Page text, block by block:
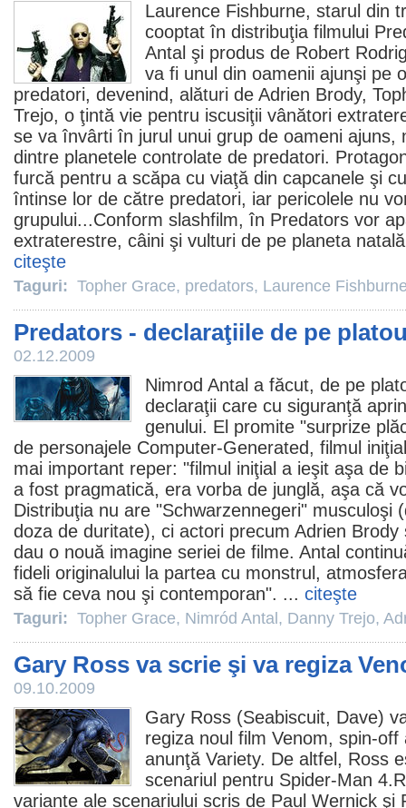
Laurence Fishburne, starul din
cooptat în distribuţia filmului
Antal şi produs de Robert
va fi unul din oamenii ajunşi pe
predatori, devenind, alături de Adrien Brody,
Trejo, o ţintă vie pentru iscusiţii vânători
se va învârti în jurul unui grup de oameni ajuns,
dintre planetele controlate de predatori.
furcă pentru a scăpa cu viaţă din capcanele şi
întinse lor de către predatori, iar pericolele nu
grupului...Conform slashfilm, în Predators vor
extraterestre, câini şi vulturi de pe planeta
citeşte
Taguri: Topher Grace, predators, Laurence
Predators - declaraţiile de pe
02.12.2009
Nimrod Antal a făcut, de pe
declaraţii care cu siguranţă
genului. El promite "surprize
de personajele Computer-Generated, filmul
mai important reper: "filmul iniţial a ieşit aşa de
a fost pragmatică, era vorba de junglă, aşa că
Distribuţia nu are "Schwarzennegeri" musculoşi
doza de duritate), ci actori precum Adrien Brody
dau o nouă imagine seriei de filme. Antal
fideli originalului la partea cu monstrul,
să fie ceva nou şi contemporan". ... citeşte
Taguri: Topher Grace, Nimród Antal , Danny Trejo,
Gary Ross va scrie şi va regiza
09.10.2009
Gary Ross (Seabiscuit, Dave)
regiza noul film Venom, spin-off
anunţă Variety. De altfel, Ross
scenariul pentru Spider-Man 4
variante ale scenariului scris de Paul Wernick şi